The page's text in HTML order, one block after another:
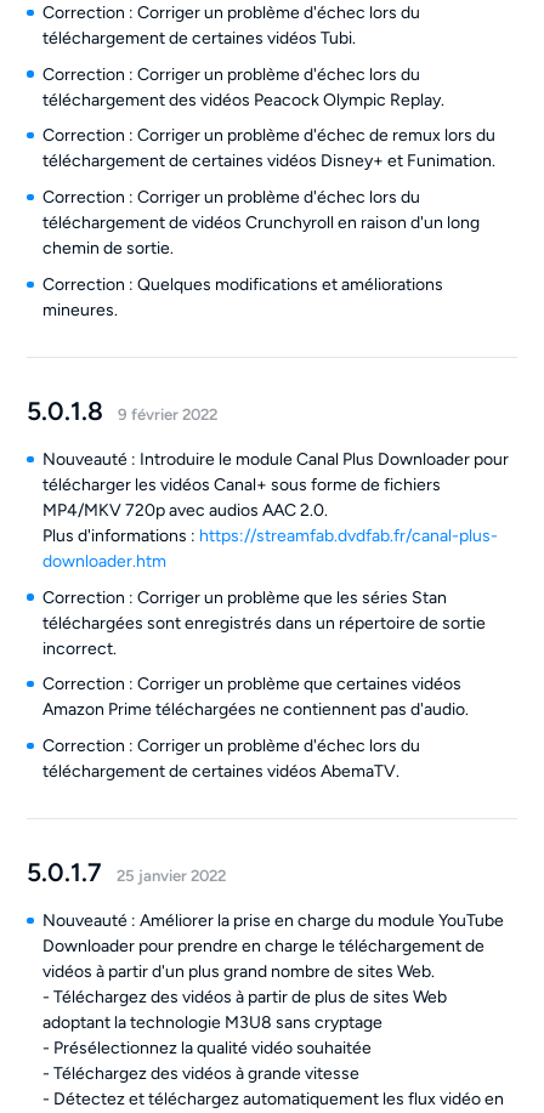
Correction : Corriger un problème d'échec lors du
téléchargement de certaines vidéos Tubi.
Correction : Corriger un problème d'échec lors du
téléchargement des vidéos Peacock Olympic Replay.
Correction : Corriger un problème d'échec de remux lors du
téléchargement de certaines vidéos Disney+ et Funimation.
Correction : Corriger un problème d'échec lors du
téléchargement de vidéos Crunchyroll en raison d'un long
chemin de sortie.
Correction : Quelques modifications et améliorations
mineures.
5.0.1.8 9 février 2022
Nouveauté : Introduire le module Canal Plus Downloader pour
télécharger les vidéos Canal+ sous forme de fichiers
MP4/MKV 720p avec audios AAC 2.0.
Plus d'informations : https://streamfab.dvdfab.fr/canal-plus-
downloader.htm
Correction : Corriger un problème que les séries Stan
téléchargées sont enregistrés dans un répertoire de sortie
incorrect.
Correction : Corriger un problème que certaines vidéos
Amazon Prime téléchargées ne contiennent pas d'audio.
Correction : Corriger un problème d'échec lors du
téléchargement de certaines vidéos AbemaTV.
5.0.1.7 25 janvier 2022
Nouveauté : Améliorer la prise en charge du module YouTube
Downloader pour prendre en charge le téléchargement de
vidéos à partir d'un plus grand nombre de sites Web.
- Téléchargez des vidéos à partir de plus de sites Web
adoptant la technologie M3U8 sans cryptage
- Présélectionnez la qualité vidéo souhaitée
- Téléchargez des vidéos à grande vitesse
- Détectez et téléchargez automatiquement les flux vidéo en